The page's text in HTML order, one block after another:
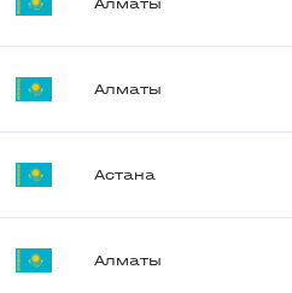
Алматы
Алматы
Астана
Алматы